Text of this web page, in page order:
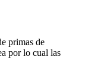
primas de
por lo cual las